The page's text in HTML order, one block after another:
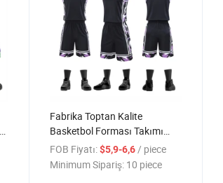
Fabrika Toptan Kalite
Basketbol Forması Takımı
Kişilik Yeleği Yaz Yeni Çocuk
Basketbol Forması Spor
FOB Fiyatı: $5,9-6,6/ piece
Minimum Sipariş: 10 piece